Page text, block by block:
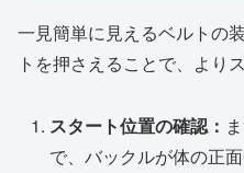
一見簡単に見えるベルトの
トを押さえることで、より
スタート位置の確認：
で、バックルが体の正